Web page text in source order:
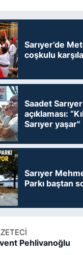
Sarıyer’de
coşkulu
Saadet
açıklaması:
Sarıyer yaşar"
Sarıyer
Parkı baştan
Pehlivanoğlu